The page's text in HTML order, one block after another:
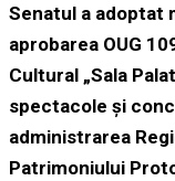
Senatul a adoptat
aprobarea OUG
Cultural „Sala
spectacole şi
administrarea
Patrimoniului